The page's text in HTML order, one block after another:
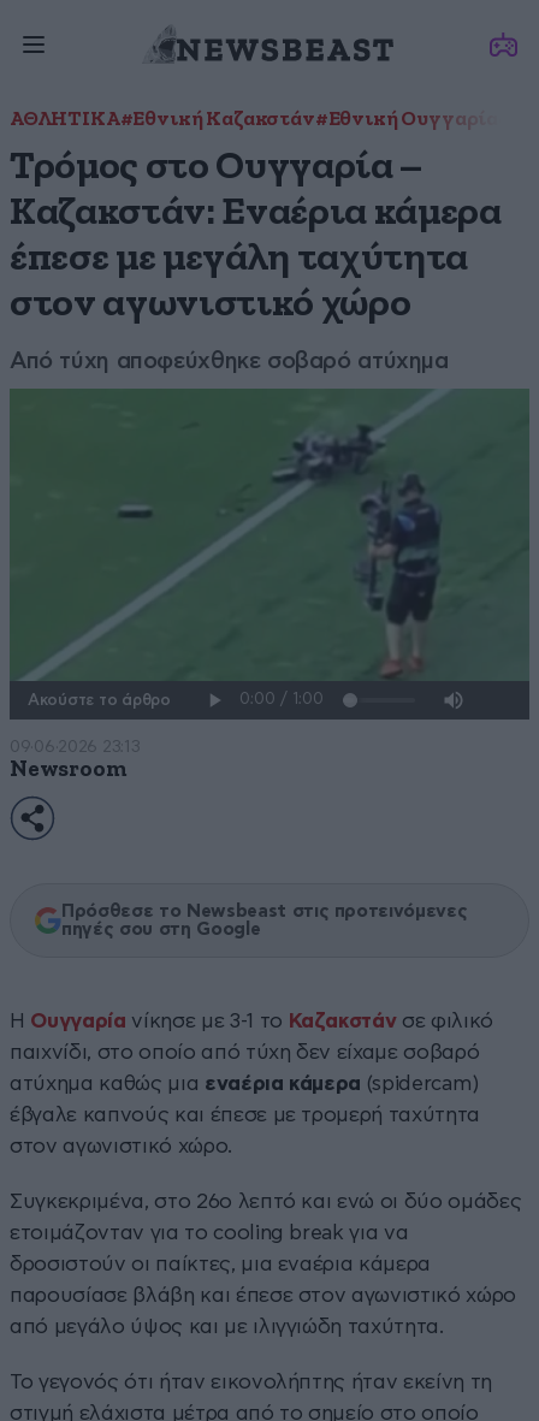
ΑΘΛΗΤΙΚΑ#Εθνική Καζακστάν#Εθνική Ουγγαρίας
Τρόμος στο Ουγγαρία –
Καζακστάν: Εναέρια κάμερα
έπεσε με μεγάλη ταχύτητα
στον αγωνιστικό χώρο
Από τύχη αποφεύχθηκε σοβαρό ατύχημα
Ακούστε το άρθρο
09·06·2026 23:13
Newsroom
Πρόσθεσε το Newsbeast στις προτεινόμενες
πηγές σου στη Google
Η Ουγγαρία νίκησε με 3-1 το Καζακστάν σε φιλικό
παιχνίδι, στο οποίο από τύχη δεν είχαμε σοβαρό
ατύχημα καθώς μια εναέρια κάμερα (spidercam)
έβγαλε καπνούς και έπεσε με τρομερή ταχύτητα
στον αγωνιστικό χώρο.
Συγκεκριμένα, στο 26ο λεπτό και ενώ οι δύο ομάδες
ετοιμάζονταν για το cooling break για να
δροσιστούν οι παίκτες, μια εναέρια κάμερα
παρουσίασε βλάβη και έπεσε στον αγωνιστικό χώρο
από μεγάλο ύψος και με ιλιγγιώδη ταχύτητα.
Το γεγονός ότι ήταν εικονολήπτης ήταν εκείνη τη
στιγμή ελάχιστα μέτρα από το σημείο στο οποίο